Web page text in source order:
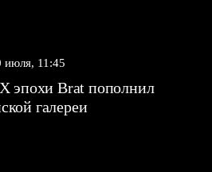
июля, 11:45
эпохи Brat пополнил
галереи